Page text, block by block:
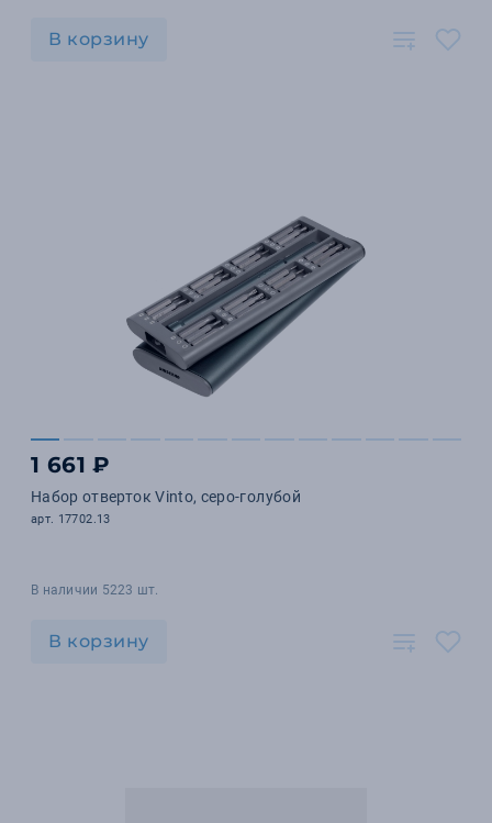
В корзину
1 661 ₽
Набор отверток Vinto, серо-голубой
арт. 17702.13
В наличии 5223 шт.
В корзину